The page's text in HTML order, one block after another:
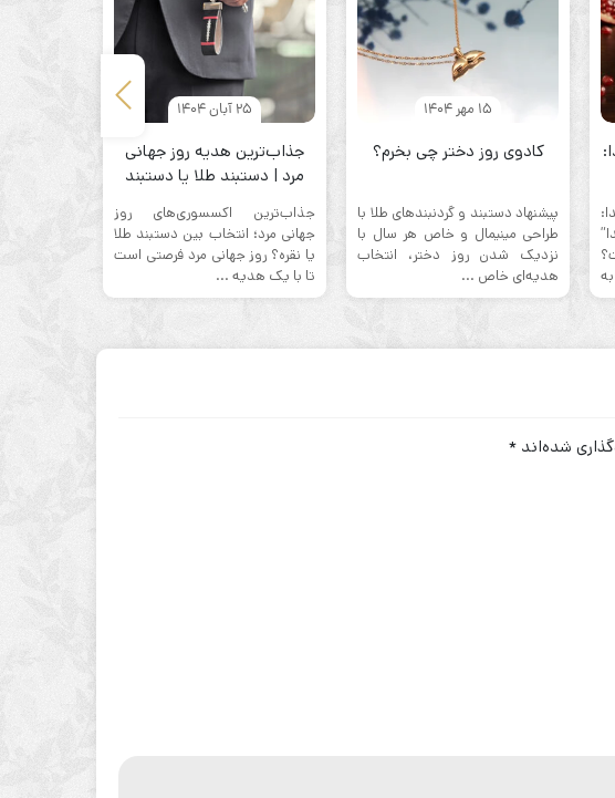
15 مهر 1404
کادوی روز دختر چی بخرم؟
پیشنهاد دستبند و گردنبندهای طلا با
طراحی مینیمال و خاص هر سال با
نزدیک شدن روز دختر، انتخاب
هدیه‌ای خاص ...
25 آبان 1404
جذاب‌ترین هدیه روز جهانی
مرد | دستبند طلا یا دستبند
جذاب‌ترین اکسسوری‌های روز
جهانی مرد؛ انتخاب بین دستبند طلا
یا نقره؟ روز جهانی مرد فرصتی است
تا با یک هدیه ...
گوشواره،
شده‌اند*